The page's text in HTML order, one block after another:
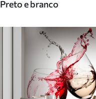
Preto e branco